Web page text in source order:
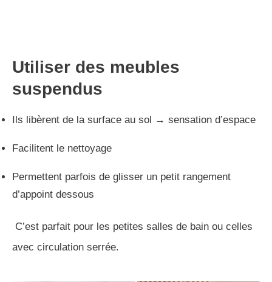
Utiliser des meubles
suspendus
Ils libèrent de la surface au sol → sensation d’espace
Facilitent le nettoyage
Permettent parfois de glisser un petit rangement
d’appoint dessous
C’est parfait pour les petites salles de bain ou celles
avec circulation serrée.